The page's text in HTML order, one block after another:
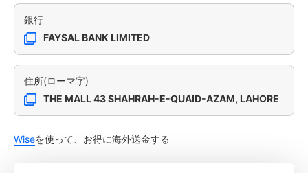
銀行
FAYSAL BANK LIMITED
住所(ローマ字)
THE MALL 43 SHAHRAH-E-QUAID-AZAM, LAHORE
Wiseを使って、お得に海外送金する